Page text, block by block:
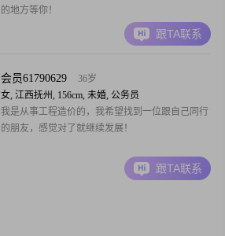
的地方等你！
跟TA联系
会员61790629
36岁
女, 江西抚州, 156cm, 未婚, 公务员
我是从事工程造价的，我希望找到一位跟自己同行
的朋友，感觉对了就继续发展！
跟TA联系